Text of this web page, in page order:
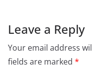
Leave a Reply
Your email address
fields are marked *